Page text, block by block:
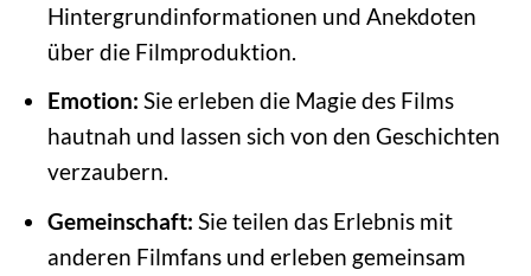
Hintergrundinformationen und Anekdoten
über die Filmproduktion.
Emotion: Sie erleben die Magie des Films
hautnah und lassen sich von den Geschichten
verzaubern.
Gemeinschaft: Sie teilen das Erlebnis mit
anderen Filmfans und erleben gemeinsam